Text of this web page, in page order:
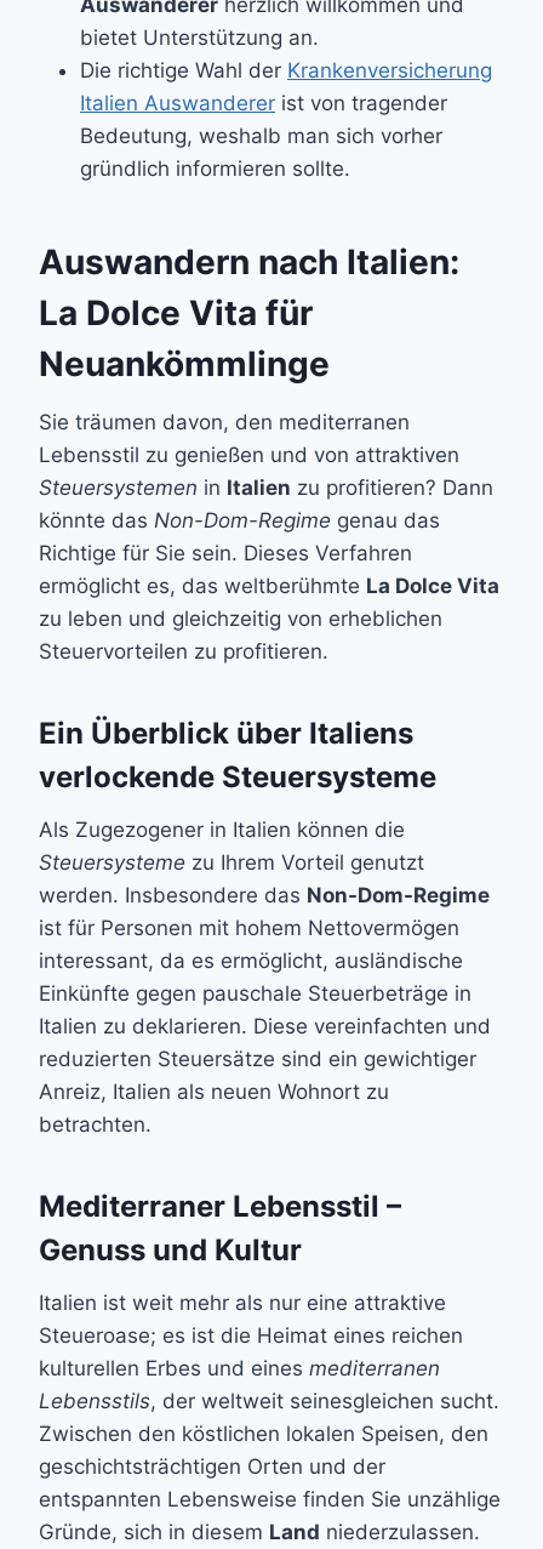
Auswanderer herzlich willkommen und
bietet Unterstützung an.
Die richtige Wahl der Krankenversicherung
Italien Auswanderer ist von tragender
Bedeutung, weshalb man sich vorher
gründlich informieren sollte.
Auswandern nach Italien:
La Dolce Vita für
Neuankömmlinge
Sie träumen davon, den mediterranen
Lebensstil zu genießen und von attraktiven
Steuersystemen in Italien zu profitieren? Dann
könnte das Non-Dom-Regime genau das
Richtige für Sie sein. Dieses Verfahren
ermöglicht es, das weltberühmte La Dolce Vita
zu leben und gleichzeitig von erheblichen
Steuervorteilen zu profitieren.
Ein Überblick über Italiens
verlockende Steuersysteme
Als Zugezogener in Italien können die
Steuersysteme zu Ihrem Vorteil genutzt
werden. Insbesondere das Non-Dom-Regime
ist für Personen mit hohem Nettovermögen
interessant, da es ermöglicht, ausländische
Einkünfte gegen pauschale Steuerbeträge in
Italien zu deklarieren. Diese vereinfachten und
reduzierten Steuersätze sind ein gewichtiger
Anreiz, Italien als neuen Wohnort zu
betrachten.
Mediterraner Lebensstil –
Genuss und Kultur
Italien ist weit mehr als nur eine attraktive
Steueroase; es ist die Heimat eines reichen
kulturellen Erbes und eines mediterranen
Lebensstils, der weltweit seinesgleichen sucht.
Zwischen den köstlichen lokalen Speisen, den
geschichtsträchtigen Orten und der
entspannten Lebensweise finden Sie unzählige
Gründe, sich in diesem Land niederzulassen.